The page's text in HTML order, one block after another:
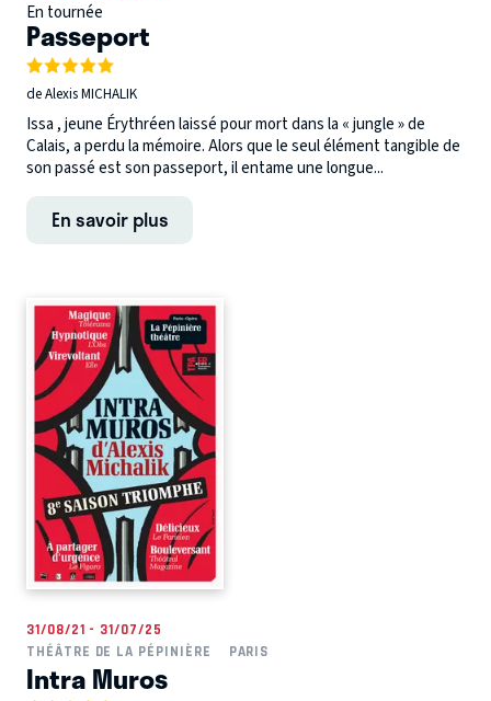
En tournée
Passeport
de Alexis MICHALIK
Issa , jeune Érythréen laissé pour mort dans la « jungle » de
Calais, a perdu la mémoire. Alors que le seul élément tangible de
son passé est son passeport, il entame une longue...
En savoir plus
31/08/21 - 31/07/25
THÉÂTRE DE LA PÉPINIÈRE
PARIS
Intra Muros